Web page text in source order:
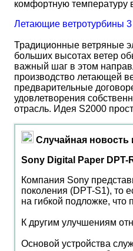
комфортную температуру
Летающие ветротурбины
Традиционные ветряные
больших высотах ветер
важный шаг в этом
производство летающей
предварительные
удовлетворения
отрасль. Идея S2000
Случайная новость
Sony Digital Paper DPT-
Компания Sony
поколения (DPT-S1), то
на гибкой подложке, что
К другим улучшениям
Основой устройства